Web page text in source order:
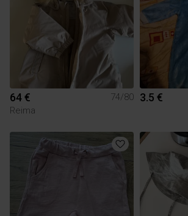
64 €
74/80
Reima
3.5 €